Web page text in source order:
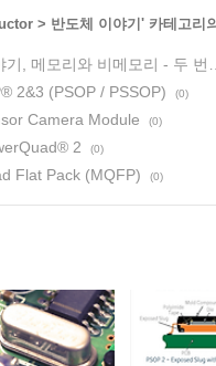
> 반도체 이야기 ' 카테고리
기, 메모리와 비메모리 - 두 번
2&3 (PSOP / PSSOP) (0)
Camera Module (0)
2 (0)
Flat Pack (MQFP) (0)